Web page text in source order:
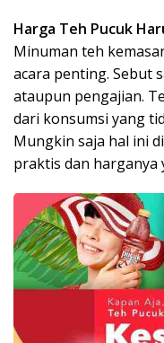
Harga Teh Pucuk
Minuman teh
acara penting. Sebut
ataupun pengajian.
dari konsumsi yang
Mungkin saja hal ini
praktis dan harganya